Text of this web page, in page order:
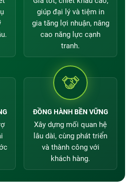
NGAY VỚI CHÚNG TÔI
1900 5009
0987 966 322
090 9293 090
giúp đại lý và tiệm in
gia tăng lợi nhuận, nâng
cao năng lực cạnh
tranh.
ĐỒNG HÀNH BỀN VỮNG
Xây dựng mối quan hệ
lâu dài, cùng phát triển
và thành công với
khách hàng.